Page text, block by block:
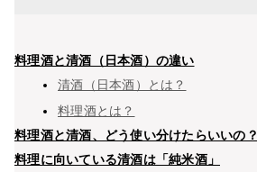
料理酒と清酒（日本酒）の違い
清酒（日本酒）とは？
料理酒とは？
料理酒と清酒、どう使い分けたらいいの？
料理に向いている清酒は「純米酒」